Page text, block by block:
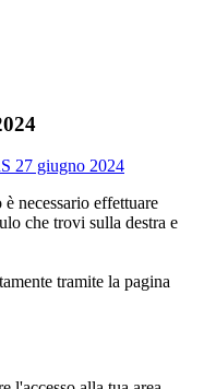
27 giugno 2024
necessario effettuare
che trovi sulla destra e
tramite la pagina